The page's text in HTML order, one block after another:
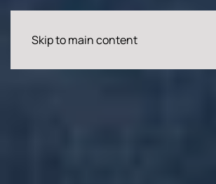
Skip to main content